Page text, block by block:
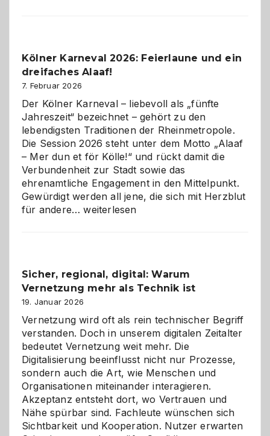
geworden
Kölner Karneval 2026: Feierlaune und ein
dreifaches Alaaf!
7. Februar 2026
Der Kölner Karneval – liebevoll als „fünfte
Jahreszeit“ bezeichnet – gehört zu den
lebendigsten Traditionen der Rheinmetropole.
Die Session 2026 steht unter dem Motto „Alaaf
– Mer dun et för Kölle!“ und rückt damit die
Verbundenheit zur Stadt sowie das
ehrenamtliche Engagement in den Mittelpunkt.
Gewürdigt werden all jene, die sich mit Herzblut
für andere…Kölner
ein
dreifaches
Alaaf!
weiterlesen
Sicher, regional, digital: Warum
Vernetzung mehr als Technik ist
19. Januar 2026
Vernetzung wird oft als rein technischer Begriff
verstanden. Doch in unserem digitalen Zeitalter
bedeutet Vernetzung weit mehr. Die
Digitalisierung beeinflusst nicht nur Prozesse,
sondern auch die Art, wie Menschen und
Organisationen miteinander interagieren.
Akzeptanz entsteht dort, wo Vertrauen und
Nähe spürbar sind. Fachleute wünschen sich
Sichtbarkeit und Kooperation. Nutzer erwarten